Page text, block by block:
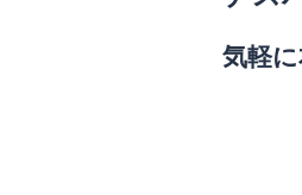
気軽